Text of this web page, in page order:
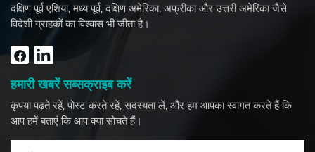
दक्षिण पूर्व एशिया, मध्य पूर्व, दक्षिण अमेरिका, अफ्रीका और उत्तरी अमेरिका जैसे
विदेशी ग्राहकों का विश्वास भी जीता है।
हमारी खबरें सब्सक्राइब करें
कृपया पढ़ते रहें, पोस्ट करते रहें, सदस्यता लें, और हम आपका स्वागत करते हैं कि
आप हमें बताएं कि आप क्या सोचते हैं।